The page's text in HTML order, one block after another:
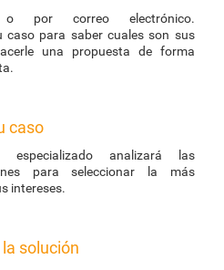
por correo electrónico.
caso para saber cuales son sus
una propuesta de forma
caso
especializado analizará las
para seleccionar la más
intereses.
solución